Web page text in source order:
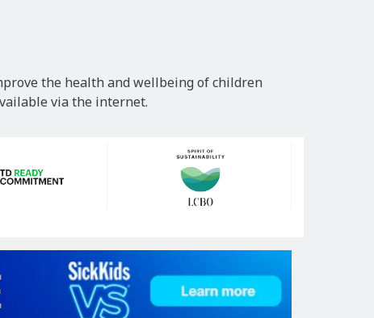
the health and wellbeing of children
via the internet.